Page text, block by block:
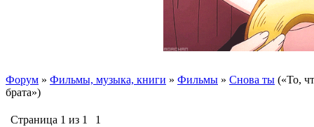
Форум » Фильмы, музыка, книги » Фильмы » Снова ты («То,
брата»)
Страница 1 из 1 1